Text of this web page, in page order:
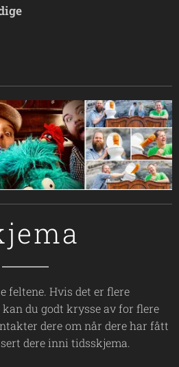
feltene. Hvis det er flere
du godt krysse av for flere
dere om når dere har fått
dere inni tidsskjema.